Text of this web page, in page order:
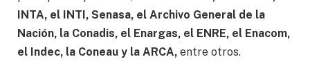
INTA, el INTI, Senasa, el Archivo General de la
Nación, la Conadis, el Enargas, el ENRE, el Enacom,
el Indec, la Coneau y la ARCA, entre otros.